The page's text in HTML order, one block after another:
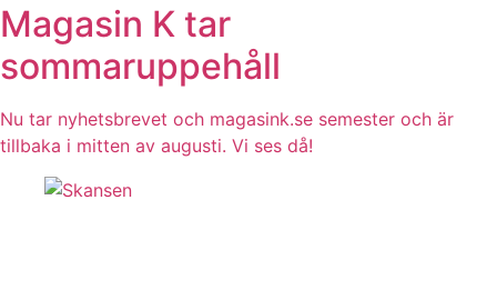
Magasin K tar
sommaruppehåll
Nu tar nyhetsbrevet och magasink.se semester och är
tillbaka i mitten av augusti. Vi ses då!